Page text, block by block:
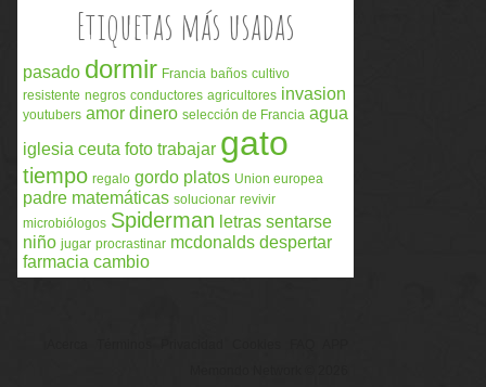
Etiquetas más usadas
pasado dormir Francia baños cultivo
resistente negros conductores agricultores invasion
youtubers amor dinero selección de Francia agua
iglesia ceuta foto trabajar gato
tiempo regalo gordo platos Union europea
padre matemáticas solucionar revivir
microbiólogos Spiderman letras sentarse
niño jugar procrastinar mcdonalds despertar
farmacia cambio